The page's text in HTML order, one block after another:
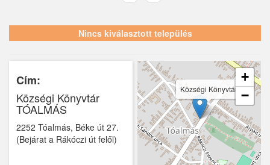
Hernád
Iklad
Ipolydamásd
Ipolytölgyes
Káva
Nincs kiválasztott település
Cím:
Községi Könyvtár
TÓALMÁS
2252 Tóalmás, Béke út 27.
(Bejárat a Rákóczi út felől)
Községi Könyvtár
+
−